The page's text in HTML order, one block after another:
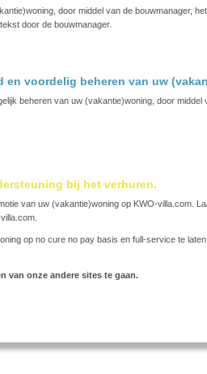
door middel van de bouwmanager,
door de bouwmanager.
en voordelig beheren van uw
beheren van uw (vakantie)woning, door middel
bij het verhuren.
van uw (vakantie)woning op KWO-villa.com.
op no cure no pay basis en full-service te
van onze andere sites te gaan.